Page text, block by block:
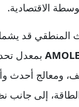
الاقتصادية.
المنطقي قد
بمعدل
ومعالج أحدث
إلى جانب